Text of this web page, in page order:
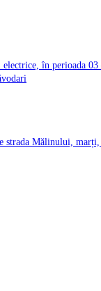
în perioada 03
strada Mălinului,